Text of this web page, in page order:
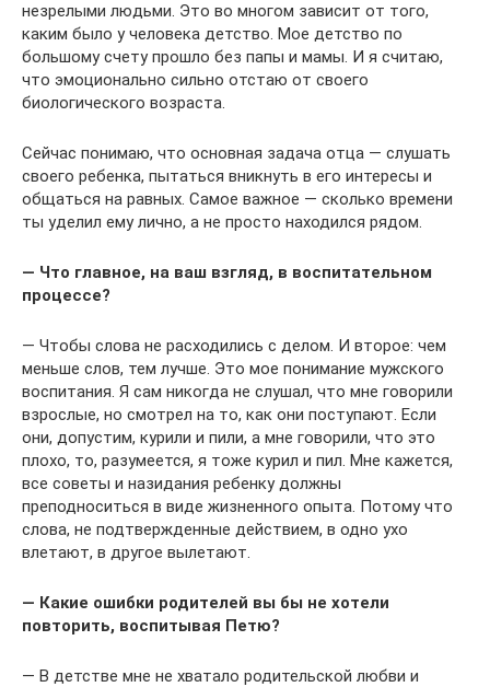
незрелыми людьми. Это во многом зависит от того,
каким было у человека детство. Мое детство по
большому счету прошло без папы и мамы. И я считаю,
что эмоционально сильно отстаю от своего
биологического возраста.
Сейчас понимаю, что основная задача отца — слушать
своего ребенка, пытаться вникнуть в его интересы и
общаться на равных. Самое важное — сколько времени
ты уделил ему лично, а не просто находился рядом.
— Что главное, на ваш взгляд, в воспитательном
процессе?
— Чтобы слова не расходились с делом. И второе: чем
меньше слов, тем лучше. Это мое понимание мужского
воспитания. Я сам никогда не слушал, что мне говорили
взрослые, но смотрел на то, как они поступают. Если
они, допустим, курили и пили, а мне говорили, что это
плохо, то, разумеется, я тоже курил и пил. Мне кажется,
все советы и назидания ребенку должны
преподноситься в виде жизненного опыта. Потому что
слова, не подтвержденные действием, в одно ухо
влетают, в другое вылетают.
— Какие ошибки родителей вы бы не хотели
повторить, воспитывая Петю?
— В детстве мне не хватало родительской любви и